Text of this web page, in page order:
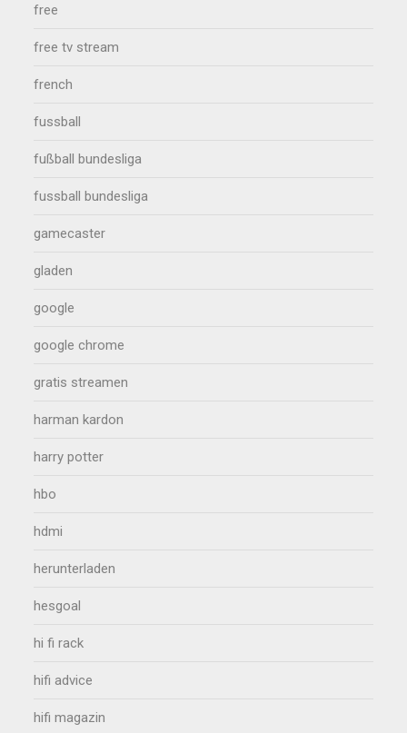
free
free tv stream
french
fussball
fußball bundesliga
fussball bundesliga
gamecaster
gladen
google
google chrome
gratis streamen
harman kardon
harry potter
hbo
hdmi
herunterladen
hesgoal
hi fi rack
hifi advice
hifi magazin